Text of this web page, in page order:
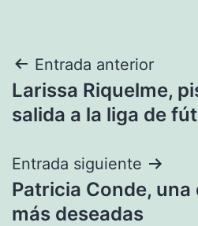
Navegación
de
Entrada anterior
Larissa Riquelme,
salida a la liga de
Entrada siguiente
Patricia Conde, una
más deseadas